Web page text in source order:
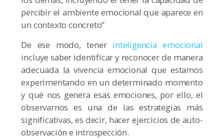
percibir el ambiente emocional que aparece en
un contexto concreto”
De ese modo, tener inteligencia emocional
incluye saber identificar y reconocer de manera
adecuada la vivencia emocional que estamos
experimentando en un determinado momento
y qué nos genera esas emociones, por ello, el
observarnos es una de las estrategias más
significativas, es decir, hacer ejercicios de auto-
observación e introspección.